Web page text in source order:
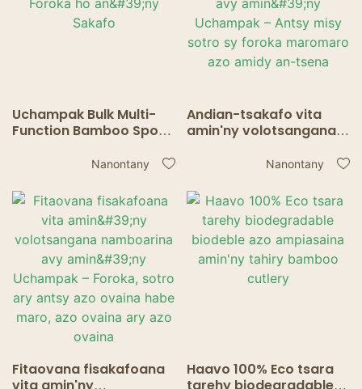
Uchampak Bulk Multi-
Function Bamboo Spork
Foroka ho an'ny Sakafo
Nanontany
Andian-tsakafo vita
amin'ny volotsangana
amin'ny Uchampak –
foroka maromaro azo
amidy an-tsena
Nanontany
Fitaovana fisakafoana
Haavo 100% Eco tsara